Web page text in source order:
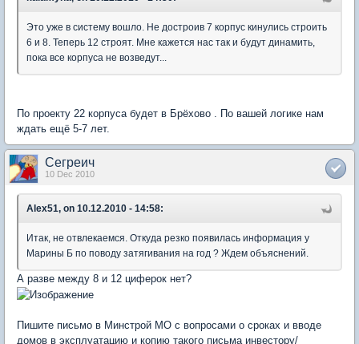
Это уже в систему вошло. Не достроив 7 корпус кинулись строить
6 и 8. Теперь 12 строят. Мне кажется нас так и будут динамить,
пока все корпуса не возведут...
По проекту 22 корпуса будет в Брёхово . По вашей логике нам
ждать ещё 5-7 лет.
Сегреич
10 Dec 2010
Alex51, on 10.12.2010 - 14:58:
Итак, не отвлекаемся. Откуда резко появилась информация у
Марины Б по поводу затягивания на год ? Ждем объяснений.
А разве между 8 и 12 циферок нет?
Пишите письмо в Минстрой МО с вопросами о сроках и вводе
домов в эксплуатацию и копию такого письма инвестору/